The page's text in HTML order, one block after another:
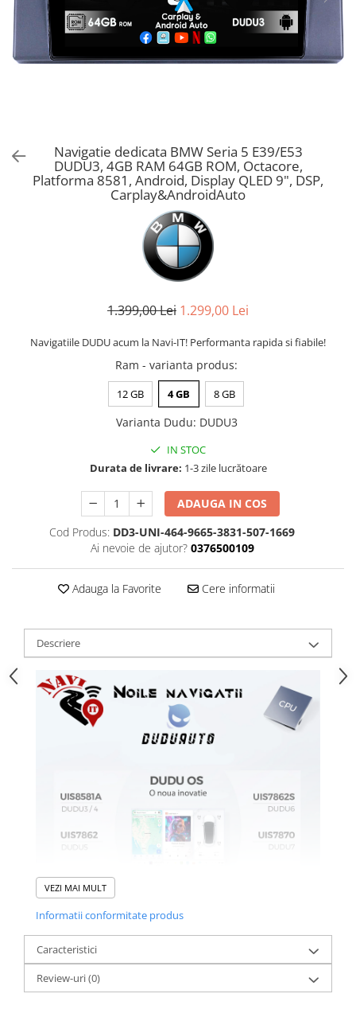
Navigatie dedicata BMW Seria 5 E39/E53
DUDU3, 4GB RAM 64GB ROM, Octacore,
Platforma 8581, Android, Display QLED 9", DSP,
Carplay&AndroidAuto
1.399,00 Lei 1.299,00 Lei
Navigatiile DUDU acum la Navi-IT! Performanta rapida si fiabile!
Ram - varianta produs:
12 GB 4 GB 8 GB
Varianta Dudu: DUDU3
IN STOC
Durata de livrare: 1-3 zile lucrătoare
ADAUGA IN COS
Cod Produs: DD3-UNI-464-9665-3831-507-1669
Ai nevoie de ajutor? 0376500109
Adauga la Favorite Cere informatii
Descriere
VEZI MAI MULT
Informatii conformitate produs
Caracteristici
Review-uri(0)